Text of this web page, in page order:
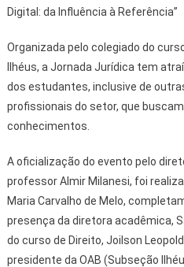
Digital: da Influência à Referência”
Organizada pelo colegiado do
Ilhéus, a Jornada Jurídica tem
dos estudantes, inclusive de
profissionais do setor, que
conhecimentos.
A oficialização do evento pelo
professor Almir Milanesi, foi
Maria Carvalho de Melo,
presença da diretora acadêmica,
do curso de Direito, Joilson
presidente da OAB (Subseção